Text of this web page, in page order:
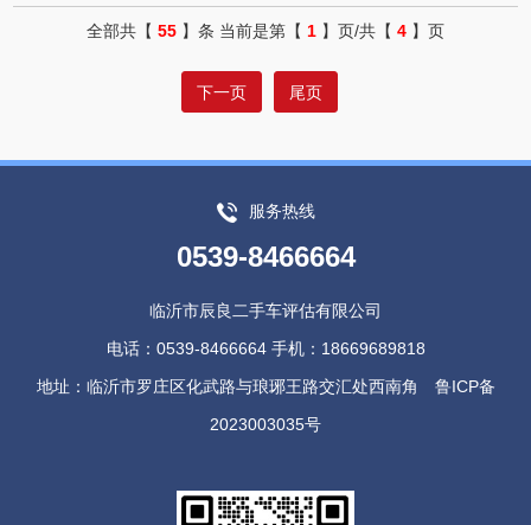
4、检查汽车的车窗和前后挡风玻璃上的小标都是一致的。检
查汽车前侧两个大灯、各个部件的生产日期、编号是否一致。
全部共【 55 】条 当前是第【 1 】页/共【 4 】页
下一页 尾页
服务热线
0539-8466664
临沂市辰良二手车评估有限公司
电话：0539-8466664 手机：18669689818
地址：临沂市罗庄区化武路与琅琊王路交汇处西南角 鲁ICP备
2023003035号